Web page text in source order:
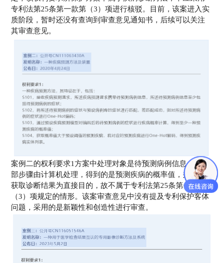
专利法第25条第一款第（3）项进行核驳。目前，该案进入实
质阶段，暂时还没有查询到审查意见通知书，后续可以关注
其审查意见。
案例二的权利要求1方案中处理对象是待预测病例信息，且全
部步骤由计算机处理，得到的是预测疾病的概率值，并非以
获取诊断结果为直接目的，故不属于专利法第25条第一款第
（3）项规定的情形。该案审查意见中没有提及专利保护客体
问题，采用的是新颖性和创造性进行审查。